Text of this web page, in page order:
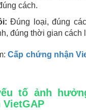
cách.
Đúng loại, đúng
đúng thời gian cách
Cấp chứng nhận
tố ảnh